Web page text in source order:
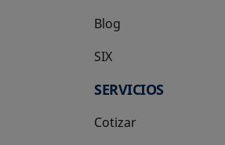
Blog
SIX
se abre en una
SERVICIOS
Cotizar